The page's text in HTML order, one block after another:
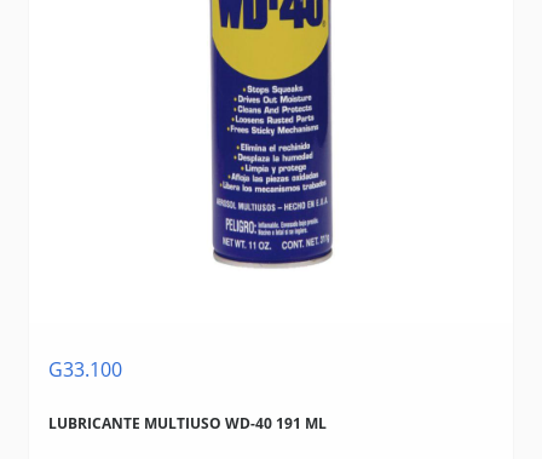
G33.100
LUBRICANTE MULTIUSO WD-40 191 ML